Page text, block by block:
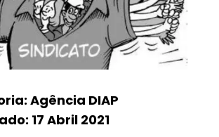
Agência DIAP
17 Abril 2021